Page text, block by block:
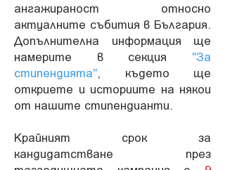
ангажираност относно
актуалните събития в България.
Допълнителна информация ще
намерите в секция "За
стипендията", където ще
откриете и историите на някои
от нашите стипендианти.
Крайният срок за
кандидатстване през